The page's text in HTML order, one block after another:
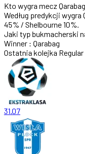
Kto wygra mecz
Według predykcji wygra
45% / Shelbourne 10%
Jaki typ bukmacherski
Winner : Qarabag
Ostatnia kolejka
31.07